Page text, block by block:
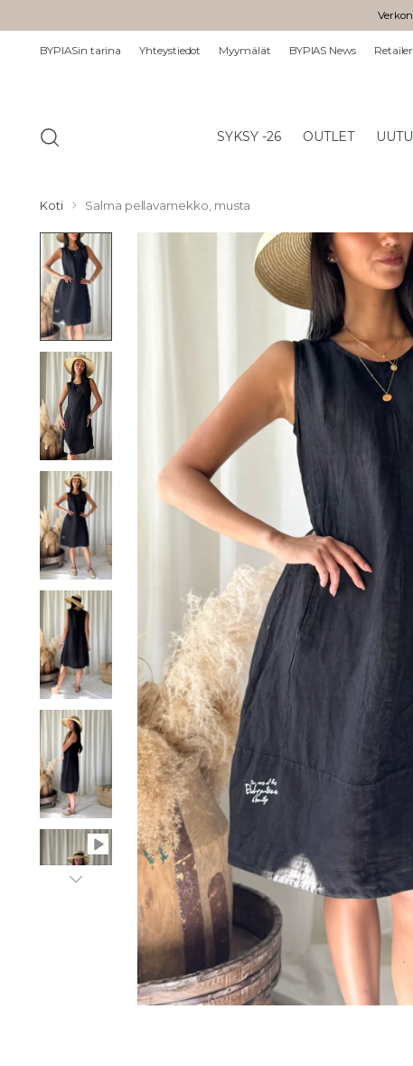
BYPIASin tarina Yhteystiedot Myymälät BYPIAS News
SYKSY -26 OUTLET
Koti Salma pellavamekko, musta